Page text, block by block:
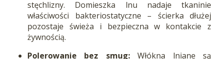
stęchlizny. Domieszka lnu nadaje tkaninie
właściwości bakteriostatyczne – ścierka dłużej
pozostaje świeża i bezpieczna w kontakcie z
żywnością.
Polerowanie bez smug:Włókna lniane są